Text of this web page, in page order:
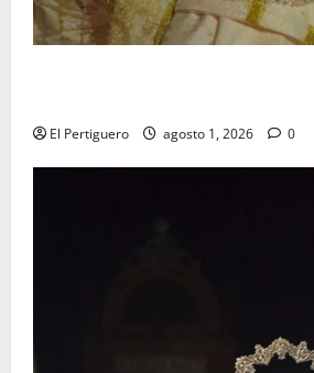
El Pertiguero agosto 1, 2026 0